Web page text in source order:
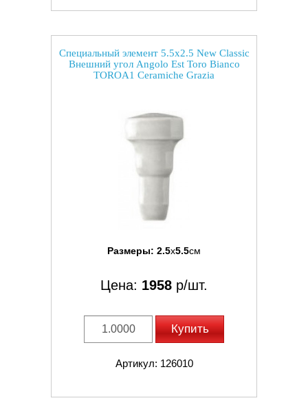
Специальный элемент 5.5x2.5 New Classic
Внешний угол Angolo Est Toro Bianco
TOROA1 Ceramiche Grazia
Размеры: 2.5x5.5см
Цена: 1958 р/шт.
Купить
Артикул: 126010